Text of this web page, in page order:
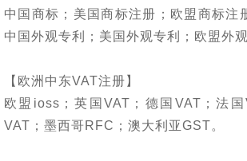
中国商标；美国商标注册；欧盟商标注
中国外观专利；美国外观专利；欧盟外
【欧洲中东VAT注册】
欧盟ioss；英国VAT；德国VAT；法
VAT；墨西哥RFC；澳大利亚GST。